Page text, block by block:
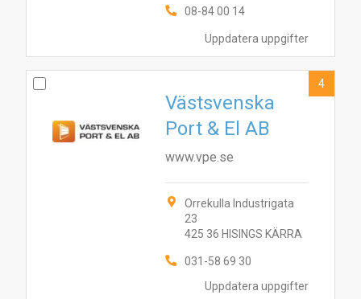
Uppdatera uppgifter
08-84 00 14
Uppdatera uppgifter
Västsvenska
Port & El AB
www.vpe.se
Orrekulla Industrigata
23
425 36 HISINGS KÄRRA
031-58 69 30
4